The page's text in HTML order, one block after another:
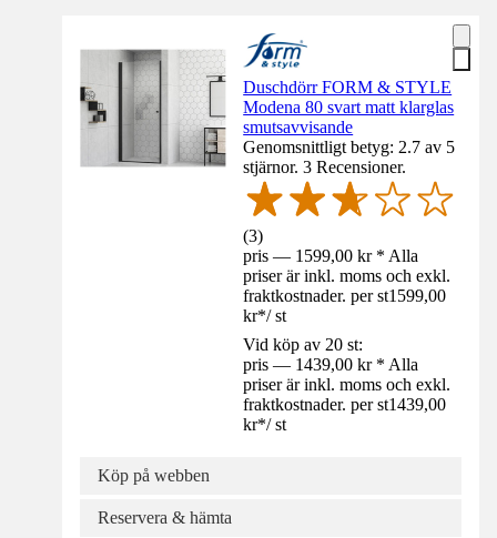
Duschdörr FORM & STYLE
Modena 80 svart matt klarglas
smutsavvisande
Genomsnittligt betyg: 2.7 av 5
stjärnor. 3 Recensioner.
(3)
pris — 1599,00 kr * Alla
priser är inkl. moms och exkl.
fraktkostnader. per st1599,00
kr*/ st
Vid köp av 20 st:
pris — 1439,00 kr * Alla
priser är inkl. moms och exkl.
fraktkostnader. per st1439,00
kr*/ st
Köp på webben
Reservera & hämta